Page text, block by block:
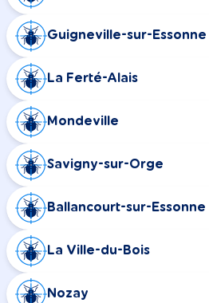
Guigneville-sur-Essonne
La Ferté-Alais
Mondeville
Savigny-sur-Orge
Ballancourt-sur-Essonne
La Ville-du-Bois
Nozay